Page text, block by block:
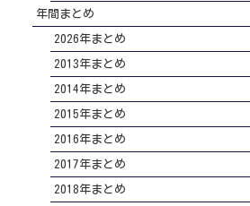
年間まとめ
2026年まとめ
2013年まとめ
2014年まとめ
2015年まとめ
2016年まとめ
2017年まとめ
2018年まとめ